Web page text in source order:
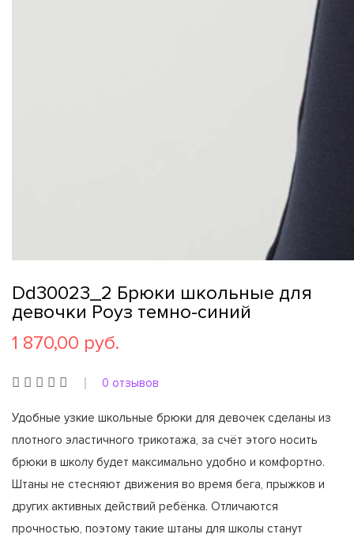
Dd30023_2 Брюки школьные для
девочки Роуз темно-синий
1 870,00 руб.
0 отзывов
Удобные узкие школьные брюки для девочек сделаны из
плотного эластичного трикотажа, за счёт этого носить
брюки в школу будет максимально удобно и комфортно.
Штаны не стесняют движения во время бега, прыжков и
других активных действий ребёнка. Отличаются
прочностью, поэтому такие штаны для школы станут